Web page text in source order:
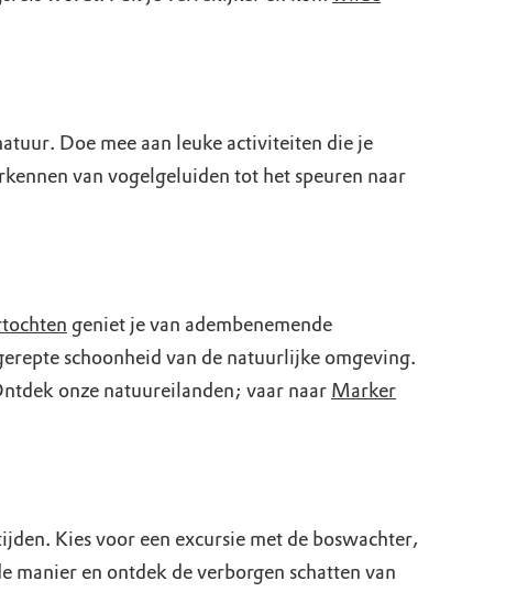
Doe mee aan leuke activiteiten die je
van vogelgeluiden tot het speuren naar
geniet je van adembenemende
schoonheid van de natuurlijke omgeving.
onze natuureilanden; vaar naar Marker
Kies voor een excursie met de boswachter,
en ontdek de verborgen schatten van